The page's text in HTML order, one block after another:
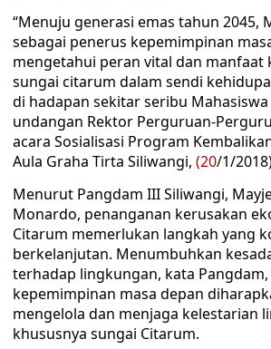
“Menuju generasi emas tahun 2045,
sebagai penerus kepemimpinan
mengetahui peran vital dan manfaat
sungai citarum dalam sendi
di hadapan sekitar seribu
undangan Rektor Perguruan-
acara Sosialisasi Program
Aula Graha Tirta Siliwangi, (20/1/
Menurut Pangdam III Siliwangi,
Monardo, penanganan kerusakan
Citarum memerlukan langkah yang
berkelanjutan. Menumbuhkan
terhadap lingkungan, kata
kepemimpinan masa depan
mengelola dan menjaga kelestarian
khususnya sungai Citarum.